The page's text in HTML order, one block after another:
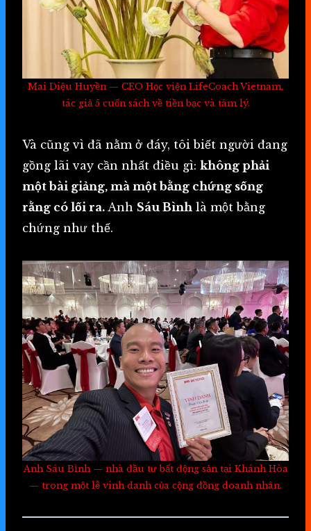
Mai Diệu Huyền — CEO Học viện LifeCoach Vietnam,
tác giả 5 cuốn sách về tiền bạc và tâm lý.
Và cũng vì đã nằm ở đáy, tôi biết người đang
gồng lãi vay cần nhất điều gì: không phải
một bài giảng, mà một bằng chứng sống
rằng có lối ra. Anh Sáu Bình là một bằng
chứng như thế.
Anh Sáu Bình — nhà đầu tư bất động sản tại Khánh Hòa
— trong một lễ vinh danh của cộng đồng doanh nhân.